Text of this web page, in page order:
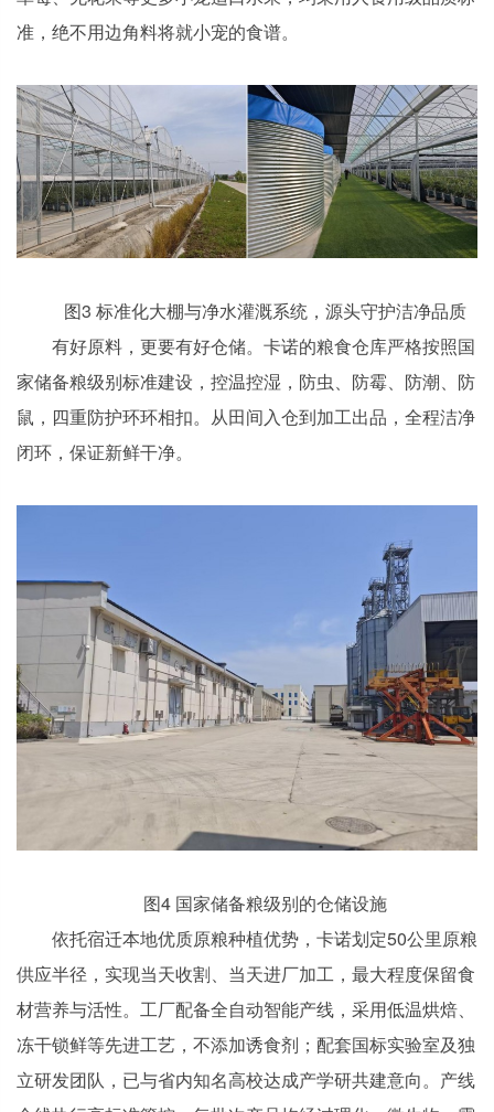
准，绝不用边角料将就小宠的食谱。
图3 标准化大棚与净水灌溉系统，源头守护洁净品质
有好原料，更要有好仓储。卡诺的粮食仓库严格按照国
家储备粮级别标准建设，控温控湿，防虫、防霉、防潮、防
鼠，四重防护环环相扣。从田间入仓到加工出品，全程洁净
闭环，保证新鲜干净。
图4 国家储备粮级别的仓储设施
依托宿迁本地优质原粮种植优势，卡诺划定50公里原粮
供应半径，实现当天收割、当天进厂加工，最大程度保留食
材营养与活性。工厂配备全自动智能产线，采用低温烘焙、
冻干锁鲜等先进工艺，不添加诱食剂；配套国标实验室及独
立研发团队，已与省内知名高校达成产学研共建意向。产线